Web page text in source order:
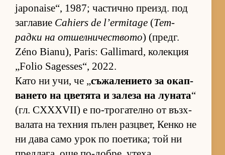
japonaise“, 1987; час­тично пре­изд. под
заг­ла­вие Cahiers de l’ermitage (Тет­
радки на от­шел­ни­чес­т­вото) (предг.
Zéno Bianu), Paris: Gallimard, ко­лек­ция
„Folio Sagesses“, 2022.
Като ни учи, че „съ­жа­ле­ни­ето за окап­
ва­нето на цве­тята и за­леза на лу­ната“
(гл. CXXXVII) е по-тро­га­телно от въз­х­
ва­лата на тех­ния пъ­лен раз­ц­вет, Кенко не
ни дава само урок по по­е­ти­ка; той ни